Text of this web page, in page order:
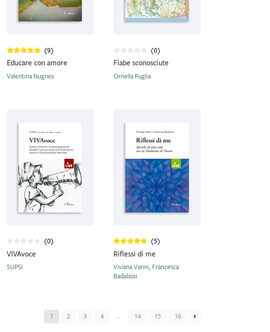
(9)
Educare con amore
Valentina Nugnes
(0)
Fiabe sconosciute
Ornella Puglia
(0)
VIVAvoce
SUPSI
(5)
Riflessi di me
Viviana Vanni, Francesca
Badalassi
1 2 3 4 … 14 15 16